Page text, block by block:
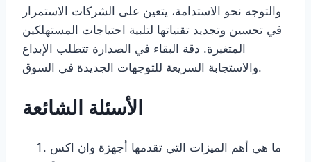
والتوجه نحو الاستدامة، يتعين على الشركات الاستمرار
في تحسين وتجديد تقنياتها لتلبية احتياجات المستهلكين
المتغيرة. دقة البقاء في الصدارة تتطلب الإبداع
والاستجابة السريعة للتوجهات الجديدة في السوق.
الأسئلة الشائعة
ما هي أهم الميزات التي تقدمها أجهزة وان اكس